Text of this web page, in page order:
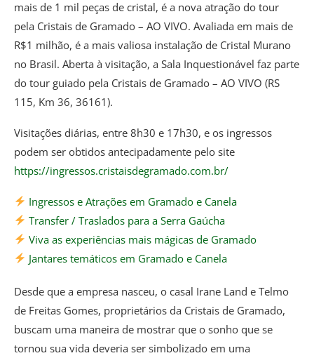
mais de 1 mil peças de cristal, é a nova atração do tour
pela Cristais de Gramado – AO VIVO. Avaliada em mais de
R$1 milhão, é a mais valiosa instalação de Cristal Murano
no Brasil. Aberta à visitação, a Sala Inquestionável faz parte
do tour guiado pela Cristais de Gramado – AO VIVO (RS
115, Km 36, 36161).
Visitações diárias, entre 8h30 e 17h30, e os ingressos
podem ser obtidos antecipadamente pelo site
https://ingressos.cristaisdegramado.com.br/
Ingressos e Atrações em Gramado e Canela
Transfer / Traslados para a Serra Gaúcha
Viva as experiências mais mágicas de Gramado
Jantares temáticos em Gramado e Canela
Desde que a empresa nasceu, o casal Irane Land e Telmo
de Freitas Gomes, proprietários da Cristais de Gramado,
buscam uma maneira de mostrar que o sonho que se
tornou sua vida deveria ser simbolizado em uma